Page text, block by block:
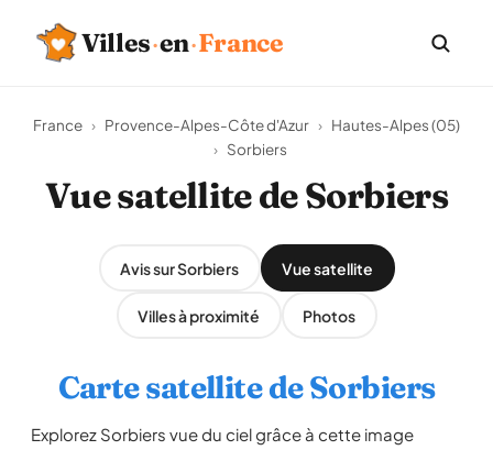
Villes·en·France
France › Provence-Alpes-Côte d'Azur › Hautes-Alpes (05)
› Sorbiers
Vue satellite de Sorbiers
Avis sur Sorbiers Vue satellite
Villes à proximité Photos
Carte satellite de Sorbiers
Explorez Sorbiers vue du ciel grâce à cette image